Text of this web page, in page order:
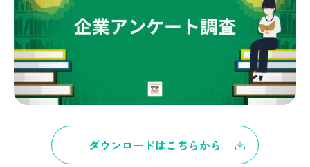
ダウンロードはこちらから